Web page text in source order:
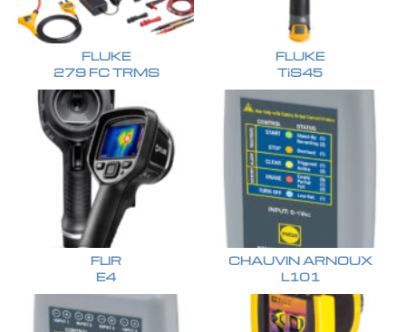
FLUKE
279 FC TRMS
FLUKE
TiS45
FLIR
E4
CHAUVIN ARNOUX
L101